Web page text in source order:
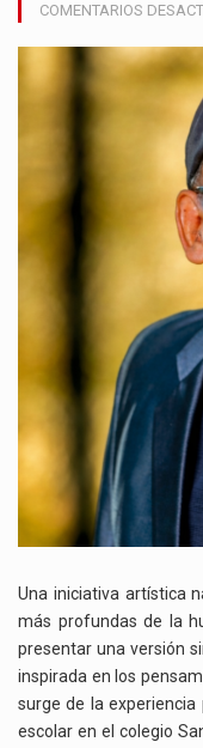
COMENTARIOS
Una iniciativa artística
más profundas de la
presentar una versión
inspirada en los
surge de la
escolar en el colegio